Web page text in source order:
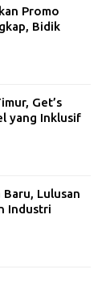
Promo
Bidik
Get’s
yang Inklusif
Baru, Lulusan
Industri